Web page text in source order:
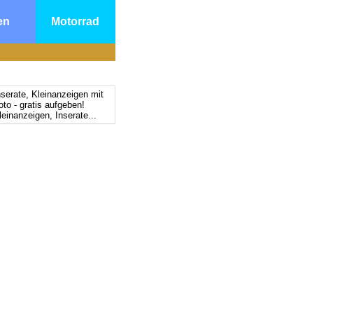
Motorrad
Kleinanzeigen mit
- gratis aufgeben!
Inserate...